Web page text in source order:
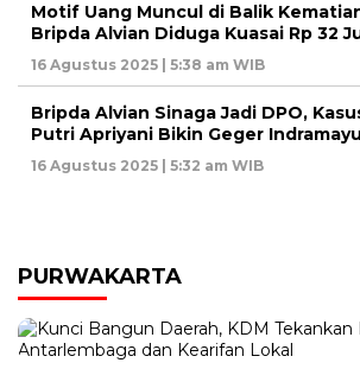
Motif Uang Muncul di Balik
Bripda Alvian Diduga Kuasai Rp 32
16 Agustus 2025 | 5:38 am WIB
Bripda Alvian Sinaga Jadi DPO,
Putri Apriyani Bikin Geger Indramayu
16 Agustus 2025 | 5:32 am WIB
PURWAKARTA